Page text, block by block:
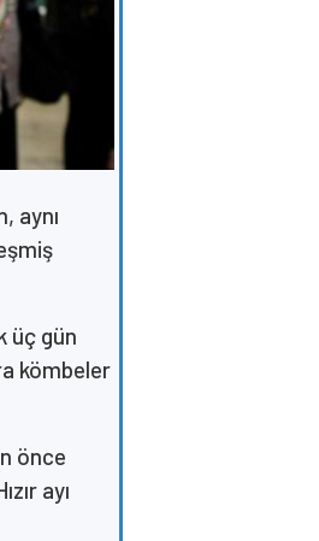
aynı
üç gün
kömbeler
önce
ayı